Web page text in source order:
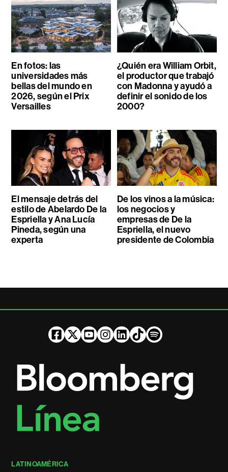
En fotos: las
universidades más
bellas del mundo en
2026, según el Prix
Versailles
¿Quién era William Orbit,
el productor que trabajó
con Madonna y ayudó a
definir el sonido de los
2000?
El mensaje detrás del
estilo de Abelardo De la
Espriella y Ana Lucía
Pineda, según una
experta
De los vinos a la música:
los negocios y
empresas de De la
Espriella, el nuevo
presidente de Colombia
LATINOAMÉRICA